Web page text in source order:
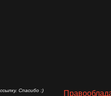
Спасибо :)